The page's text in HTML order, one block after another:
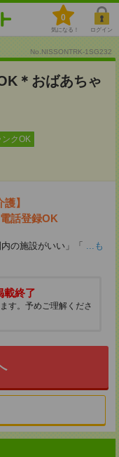
0
気になる！ ログイン
No.NISSONTRK-1SG232
＊おばあちゃ
ンクOK
】
話登録OK
の施設がいい」「 ...も
載終了
す。予めご理解くださ